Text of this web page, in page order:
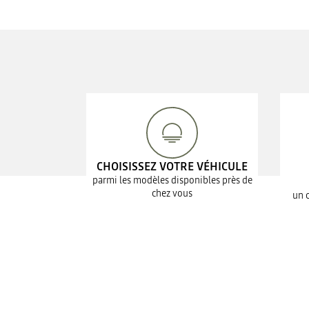
CHOISISSEZ VOTRE VÉHICULE
parmi les modèles disponibles près de
chez vous
un